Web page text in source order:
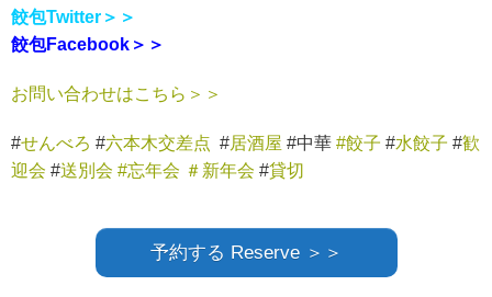
餃包Twitter＞＞
餃包Facebook＞＞
お問い合わせはこちら＞＞
#せんべろ #六本木交差点 #居酒屋 #中華 #餃子 #水餃子 #歓
迎会 #送別会 #忘年会 ＃新年会 #貸切
予約する Reserve ＞＞